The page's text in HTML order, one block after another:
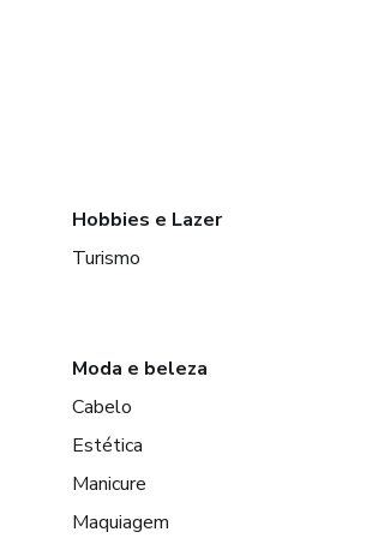
Hobbies e Lazer
Turismo
Moda e beleza
Cabelo
Estética
Manicure
Maquiagem